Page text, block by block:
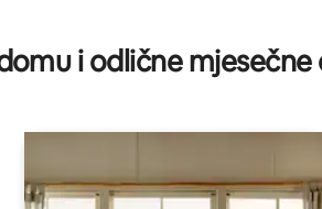
i odlične mjesečne